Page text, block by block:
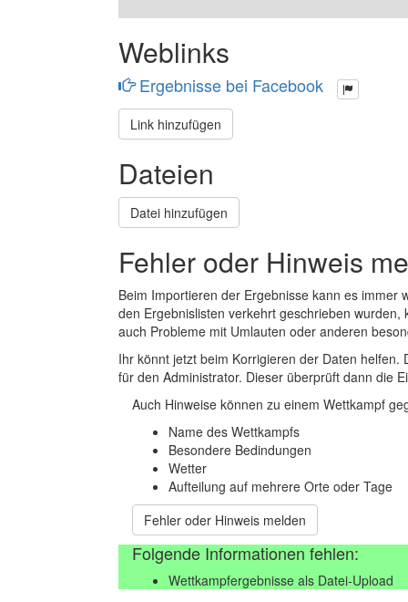
Weblinks
Ergebnisse bei Facebook
Link hinzufügen
Dateien
Datei hinzufügen
Fehler oder Hinweis
Beim Importieren der Ergebnisse kann es
den Ergebnislisten verkehrt geschrieben
auch Probleme mit Umlauten oder anderen
Ihr könnt jetzt beim Korrigieren der Daten
für den Administrator. Dieser überprüft dann die
Auch Hinweise können zu einem Wettkampf
Name des Wettkampfs
Besondere Bedindungen
Wetter
Aufteilung auf mehrere Orte oder Tage
Fehler oder Hinweis melden
Folgende Informationen fehlen:
Wettkampfergebnisse als Datei-Upload